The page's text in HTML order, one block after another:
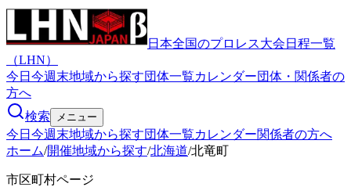
日本全国のプロレス大会日程一覧
（LHN）
今日 今週末地域から探す団体一覧カレンダー団体・関係者の
方へ
検索
メニュー
今日 今週末地域から探す団体一覧カレンダー関係者の方へ
ホーム/開催地域から探す/北海道/北竜町
市区町村ページ